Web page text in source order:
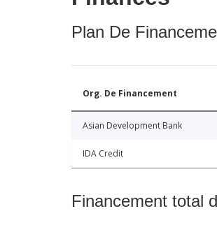
Plan De
Org. De Financement
Asian Development Bank
IDA Credit
Financement total